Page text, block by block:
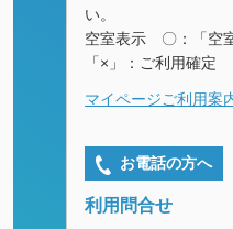
い。
空室表示 〇：「空
「×」：ご利用確定
マイページご利用案
お電話の方へ
利用問合せ